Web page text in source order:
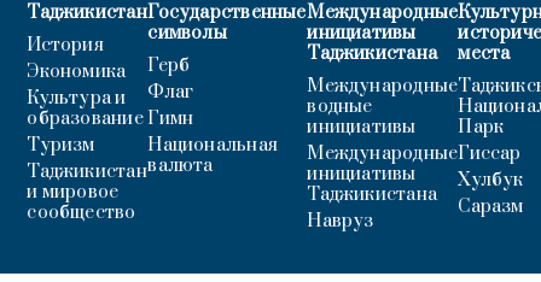
Таджикистан
История
Экономика
Культура и
образование
Туризм
Таджикистан
и мировое
сообщество
Государственные
символы
Герб
Флаг
Гимн
Национальная
валюта
Международные
инициативы
Таджикистана
Международные
водные
инициативы
Международные
инициативы
Таджикистана
Навруз
места
Парк
Гиссар
Хулбук
Саразм